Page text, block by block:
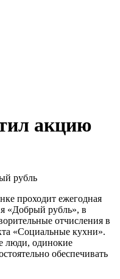
акцию
проходит ежегодная
«Добрый рубль», в
отчисления в
«Социальные кухни».
люди, одинокие
обеспечивать